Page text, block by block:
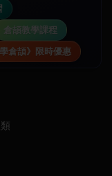
倉頡教學課程
倉頡》限時優惠